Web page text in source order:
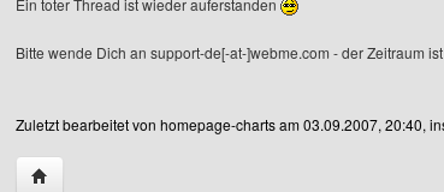
Profile anzeigen
Ein toter Thread ist wieder auferstanden
Bitte wende Dich an support-de[-at-]webme.com - der Zeitraum
Zuletzt bearbeitet von homepage-charts am 03.09.2007, 20:40,
Website dieses Benutzers besuchen: homepage-charts